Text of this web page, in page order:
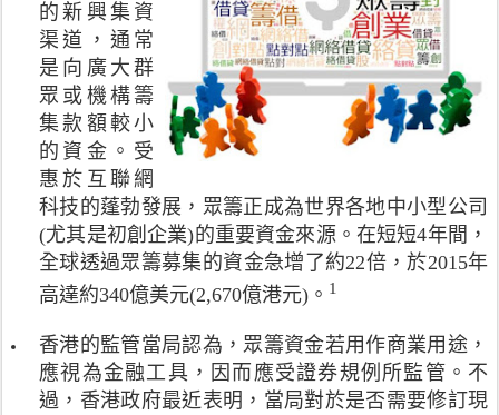
的新興集資
渠道，通常
是向廣大群
眾或機構籌
集款額較小
的資金。受
惠於互聯網
科技的蓬勃發展，眾籌正成為世界各地中小型公司
(尤其是初創企業)的重要資金來源。在短短4年間，
全球透過眾籌募集的資金急增了約22倍，於2015年
高達約340億美元(2,670億港元)。 1
符
號
代
表
香港的監管當局認為，眾籌資金若用作商業用途，
應視為金融工具，因而應受證券規例所監管。不
過，香港政府最近表明，當局對於是否需要修訂現